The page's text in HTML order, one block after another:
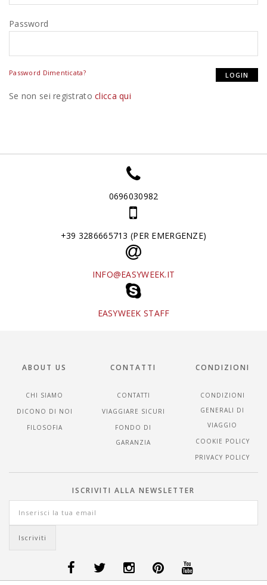
Password
Password Dimenticata?
Se non sei registratoclicca qui
0696030982
+39 3286665713 (PER EMERGENZE)
INFO@EASYWEEK.IT
EASYWEEK STAFF
ABOUT US
CHI SIAMO
DICONO DI NOI
FILOSOFIA
CONTATTI
CONTATTI
VIAGGIARE SICURI
FONDO DI
GARANZIA
CONDIZIONI
CONDIZIONI
GENERALI DI
VIAGGIO
COOKIE POLICY
PRIVACY POLICY
ISCRIVITI ALLA NEWSLETTER